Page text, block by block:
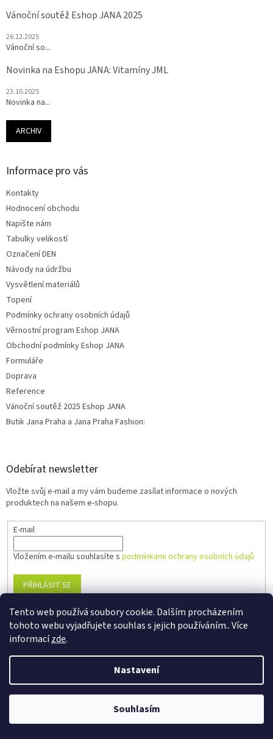
Tento web používá soubory cookie. Dalším procházením
tohoto webu vyjadřujete souhlas s jejich používáním.. Více
informacízde.
Nastavení
Souhlasím
nastavená Věrnostní sleva 3% - 10% na Všechny Vaše další nákupy. Čím
víc nakoupíte, tím větší slevu můžete získat. Vaše objednávky se sčítají.
Využít můžete i "Slevové kody" nebo DOPRAVU ZDARMA. Přejeme
příjemný nákup u nás Jana Kotasová Komárková a kolektiv pracovníků
Vánoční soutěž Eshop JANA 2025
26.12.2025
Vánoční so...
Novinka na Eshopu JANA: Vitamíny JML
23.10.2025
Novinka na...
ARCHIV
Informace pro vás
Kontakty
Hodnocení obchodu
Napište nám
Tabulky velikostí
Označení DEN
Návody na údržbu
Vysvětlení materiálů
Topení
Podmínky ochrany osobních údajů
Věrnostní program Eshop JANA
Obchodní podmínky Eshop JANA
Formuláře
Doprava
Reference
Vánoční soutěž 2025 Eshop JANA
Butik Jana Praha a Jana Praha Fashion:
Odebírat newsletter
Vložte svůj e-mail a my vám budeme zasílat informace o nových
produktech na našem e-shopu.
E-mail
Vložením e-mailu souhlasíte s podmínkami ochrany osobních údajů
PŘIHLÁSIT SE